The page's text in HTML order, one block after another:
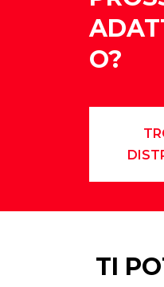
O?
TI